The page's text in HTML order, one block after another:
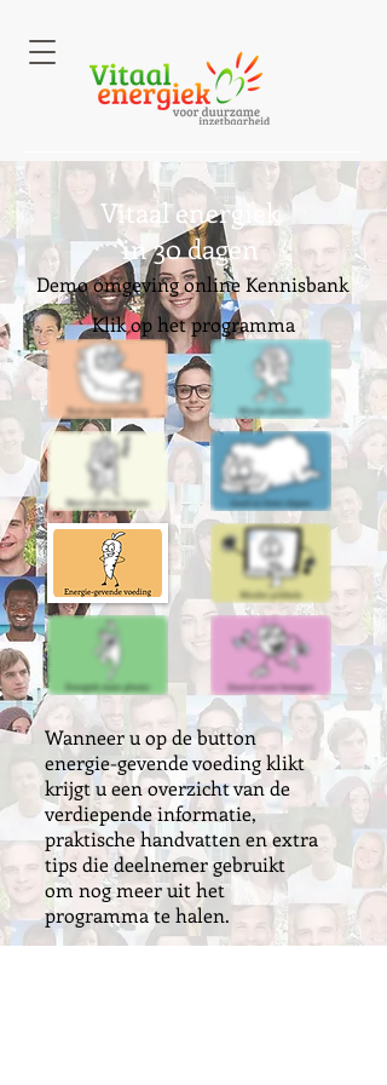
Vitaal energiek
in 30 dagen
Klik op het programma
Demo omgeving online Kennisbank
Wanneer u op de button
energie-gevende voeding klikt
krijgt u een overzicht van de
verdiepende informatie,
praktische handvatten en extra
tips die deelnemer gebruikt
om nog meer uit het
programma te halen.